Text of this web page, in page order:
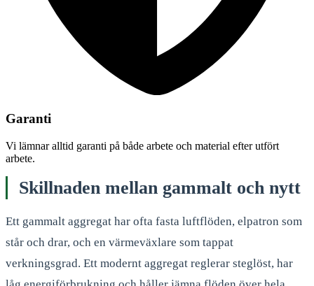
Garanti
Vi lämnar alltid garanti på både arbete och material efter utfört
arbete.
Skillnaden mellan gammalt och nytt
Ett gammalt aggregat har ofta fasta luftflöden, elpatron som
står och drar, och en värmeväxlare som tappat
verkningsgrad. Ett modernt aggregat reglerar steglöst, har